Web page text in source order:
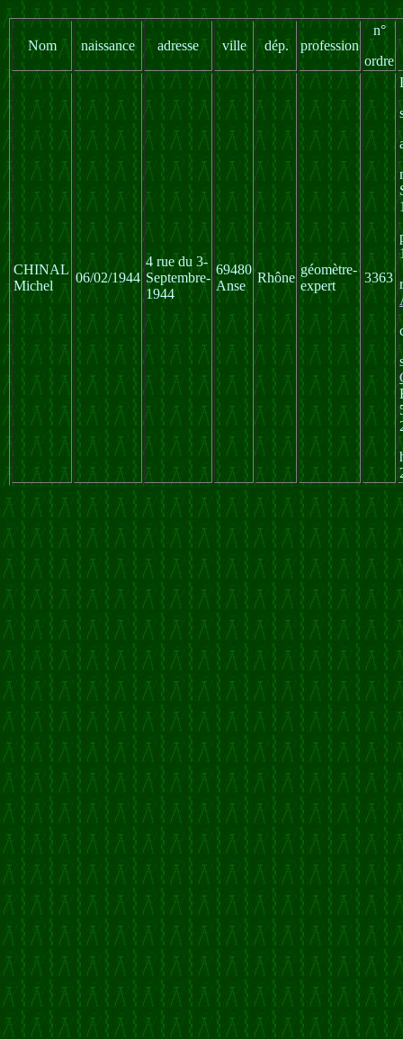
Nom naissance adresse ville dép. profession
n°
ordre
CHINAL
Michel
06/02/1944
4 rue du 3-
Septembre-
1944
69480
Anse
Rhône
géomètre-
expert
3363